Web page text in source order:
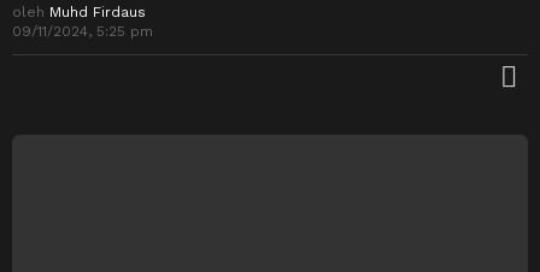
oleh Muhd Firdaus
09/11/2024, 5:25 pm